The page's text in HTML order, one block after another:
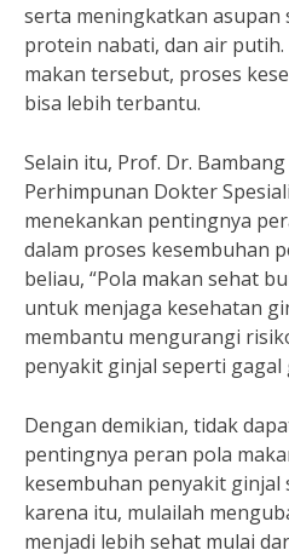
serta meningkatkan asupan
protein nabati, dan air
makan tersebut, proses
bisa lebih terbantu.
Selain itu, Prof. Dr.
Perhimpunan Dokter
menekankan pentingnya
dalam proses kesembuhan
beliau, “Pola makan sehat
untuk menjaga kesehatan
membantu mengurangi
penyakit ginjal seperti gagal
Dengan demikian, tidak
pentingnya peran pola
kesembuhan penyakit ginjal
karena itu, mulailah
menjadi lebih sehat mulai